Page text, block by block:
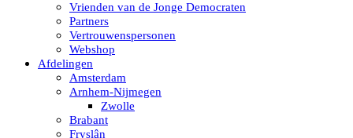
Vrienden van de Jonge Democraten
Partners
Vertrouwenspersonen
Webshop
Afdelingen
Amsterdam
Arnhem-Nijmegen
Zwolle
Brabant
Fryslân